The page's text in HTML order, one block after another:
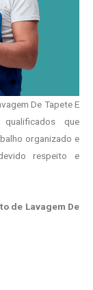
De Tapete E
que
organizado e
respeito e
de Lavagem De